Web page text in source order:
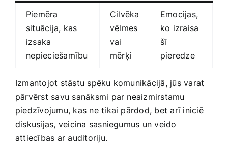
Piemēra
situācija, kas
izsaka
⁤nepieciešamību
Cilvēka
vēlmes
vai
mērķi
Emocijas,
ko izraisa
⁤šī
pieredze
Izmantojot stāstu spēku komunikācijā, jūs varat
pārvērst savu sanāksmi par​ neaizmirstamu​
piedzīvojumu, kas ne tikai pārdod, bet arī iniciē
diskusijas, veicina sasniegumus un veido
attiecības ar auditoriju.